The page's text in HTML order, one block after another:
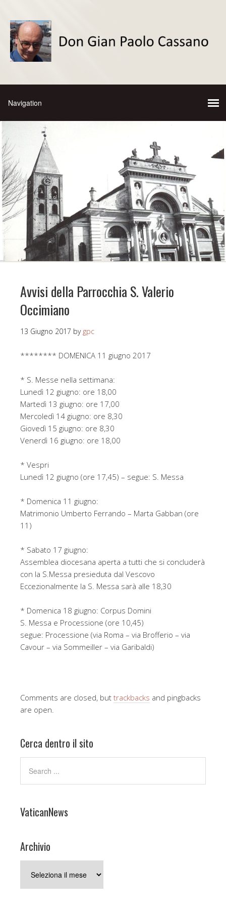
Avvisi della Parrocchia S. Valerio
Occimiano
13 Giugno 2017 by gpc
******** DOMENICA 11 giugno 2017
* S. Messe nella settimana:
Lunedì 12 giugno: ore 18,00
Martedì 13 giugno: ore 17,00
Mercoledì 14 giugno: ore 8,30
Giovedì 15 giugno: ore 8,30
Venerdì 16 giugno: ore 18,00
* Vespri
Lunedì 12 giugno (ore 17,45) – segue: S. Messa
* Domenica 11 giugno:
Matrimonio Umberto Ferrando – Marta Gabban (ore
11)
* Sabato 17 giugno:
Assemblea diocesana aperta a tutti che si concluderà
con la S.Messa presieduta dal Vescovo
Eccezionalmente la S. Messa sarà alle 18,30
* Domenica 18 giugno: Corpus Domini
S. Messa e Processione (ore 10,45)
segue: Processione (via Roma – via Brofferio – via
Cavour – via Sommeiller – via Garibaldi)
Comments are closed, but trackbacks and pingbacks
are open.
Cerca dentro il sito
VaticanNews
Archivio